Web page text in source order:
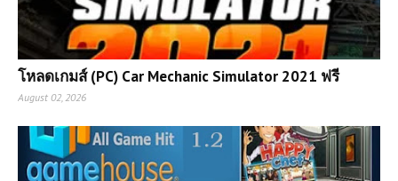
โหลดเกมส์ (PC) Car Mechanic Simulator 2021 ฟรี
August 02, 2026